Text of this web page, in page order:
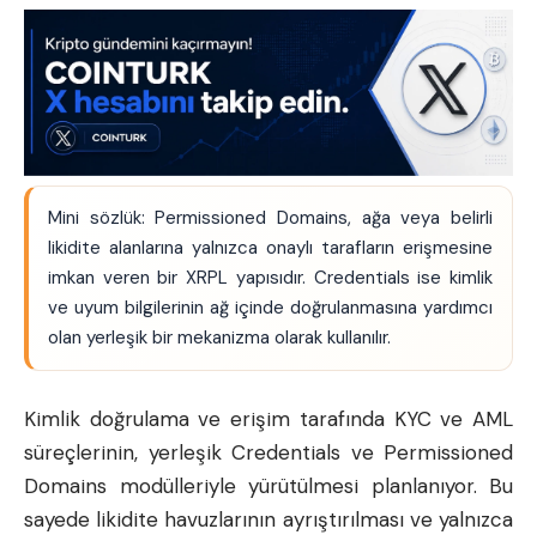
Mini sözlük: Permissioned Domains, ağa veya belirli
likidite alanlarına yalnızca onaylı tarafların erişmesine
imkan veren bir XRPL yapısıdır. Credentials ise kimlik
ve uyum bilgilerinin ağ içinde doğrulanmasına yardımcı
olan yerleşik bir mekanizma olarak kullanılır.
Kimlik doğrulama ve erişim tarafında KYC ve AML
süreçlerinin, yerleşik Credentials ve Permissioned
Domains modülleriyle yürütülmesi planlanıyor. Bu
sayede likidite havuzlarının ayrıştırılması ve yalnızca